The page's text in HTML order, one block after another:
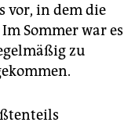
vor, in dem die
Sommer war es
zu